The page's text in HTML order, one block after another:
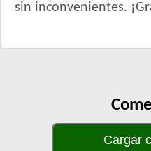
sin inconvenientes.
Cargar